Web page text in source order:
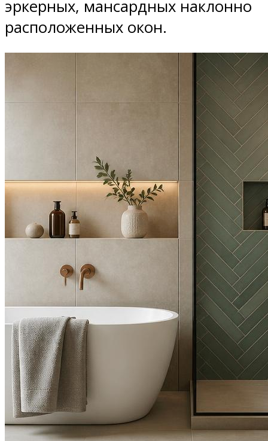
эркерных, мансардных наклонно
расположенных окон.